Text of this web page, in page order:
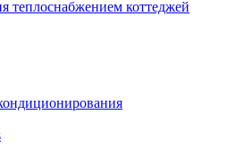
теплоснабжением коттеджей